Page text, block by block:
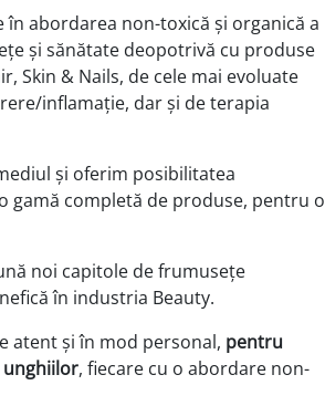
abordarea non-toxică și organică a
și sănătate deopotrivă cu produse
Skin & Nails, de cele mai evoluate
inflamație, dar și de terapia
și oferim posibilitatea
gamă completă de produse, pentru o
noi capitole de frumusețe
în industria Beauty.
atent și în mod personal, pentru
unghiilor, fiecare cu o abordare non-